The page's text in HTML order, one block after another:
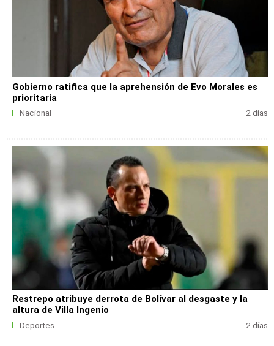
Gobierno ratifica que la aprehensión de Evo Morales es
prioritaria
Nacional 2 días
Restrepo atribuye derrota de Bolívar al desgaste y la
altura de Villa Ingenio
Deportes 2 días